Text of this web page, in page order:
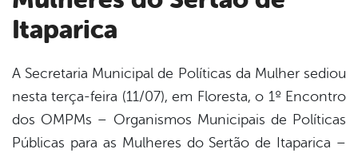
Itaparica
A Secretaria Municipal de Políticas da Mulher sediou
nesta terça-feira (11/07), em Floresta, o 1º Encontro
dos OMPMs – Organismos Municipais de Políticas
Públicas para as Mulheres do Sertão de Itaparica –